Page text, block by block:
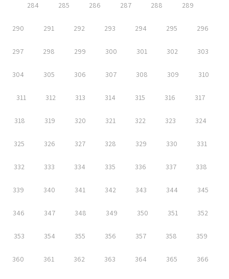
284 285 286 287 288 289
290 291 292 293 294 295 296
297 298 299 300 301 302 303
304 305 306 307 308 309 310
311 312 313 314 315 316 317
318 319 320 321 322 323 324
325 326 327 328 329 330 331
332 333 334 335 336 337 338
339 340 341 342 343 344 345
346 347 348 349 350 351 352
353 354 355 356 357 358 359
360 361 362 363 364 365 366